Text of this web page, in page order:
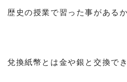
歴史の授業で習った事がある
兌換紙幣とは金や銀と交換で